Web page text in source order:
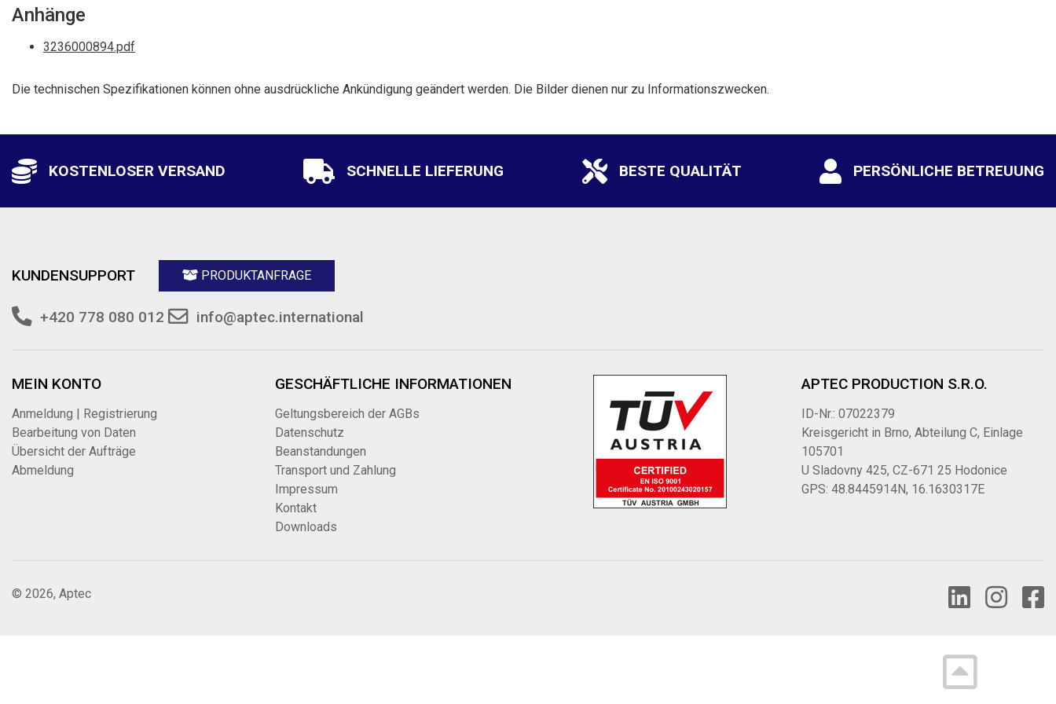
Anhänge
3236000894.pdf
Die technischen Spezifikationen können ohne ausdrückliche Ankündigung geändert werden. Die Bilder dienen nur zu Informationszwecken.
KOSTENLOSER VERSAND SCHNELLE LIEFERUNG BESTE QUALITÄT PERSÖNLICHE BETREUUNG
KUNDENSUPPORT PRODUKTANFRAGE
+420 778 080 012 info@aptec.international
MEIN KONTO
Anmeldung | Registrierung
Bearbeitung von Daten
Übersicht der Aufträge
Abmeldung
GESCHÄFTLICHE INFORMATIONEN
Geltungsbereich der AGBs
Datenschutz
Beanstandungen
Transport und Zahlung
Impressum
Kontakt
Downloads
APTEC PRODUCTION S.R.O.
ID-Nr.: 07022379
Kreisgericht in Brno, Abteilung C, Einlage
105701
U Sladovny 425, CZ-671 25 Hodonice
GPS: 48.8445914N, 16.1630317E
© 2026, Aptec